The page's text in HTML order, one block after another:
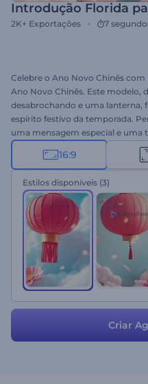
Introdução Florida
2K+ Exportações 7
Celebre o Ano Novo Chinês
Ano Novo Chinês. Este modelo,
desabrochando e uma lanterna,
espírito festivo da temporada.
uma mensagem especial e uma
com seu público. Seja para
compartilhar ofertas especiais
modelo é perfeito para seus
16:9
Estilos disponíveis (3)
Criar